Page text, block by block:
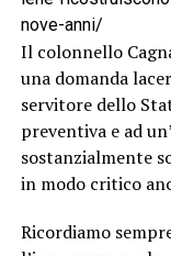
nove-anni/
Il colonnello
una domanda
servitore dello
preventiva e ad
sostanzialmente
in modo critico
Ricordiamo